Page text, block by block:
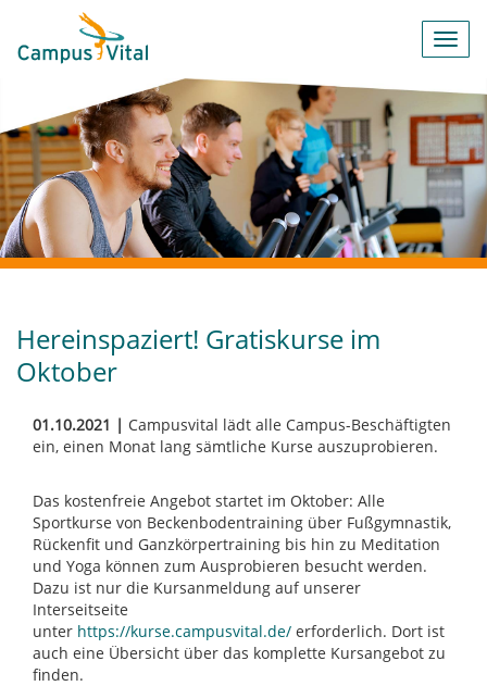
Hereinspaziert! Gratiskurse im
Oktober
01.10.2021 | Campusvital lädt alle Campus-Beschäftigten
ein, einen Monat lang sämtliche Kurse auszuprobieren.
Das kostenfreie Angebot startet im Oktober: Alle
Sportkurse von Beckenbodentraining über Fußgymnastik,
Rückenfit und Ganzkörpertraining bis hin zu Meditation
und Yoga können zum Ausprobieren besucht werden.
Dazu ist nur die Kursanmeldung auf unserer
Interseitseite
unter https://kurse.campusvital.de/ erforderlich. Dort ist
auch eine Übersicht über das komplette Kursangebot zu
finden.